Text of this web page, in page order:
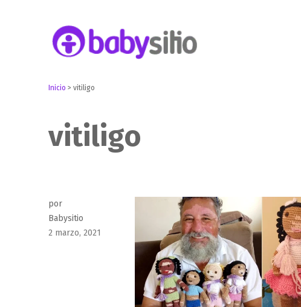
Inicio >vitiligo
vitiligo
por
Babysitio
Publicado
2 marzo, 2021